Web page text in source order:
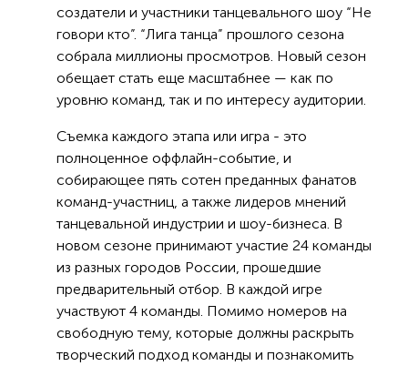
создатели и участники танцевального шоу “Не
говори кто”. “Лига танца” прошлого сезона
собрала миллионы просмотров. Новый сезон
обещает стать еще масштабнее — как по
уровню команд, так и по интересу аудитории.
Съемка каждого этапа или игра - это
полноценное оффлайн-событие, и
собирающее пять сотен преданных фанатов
команд-участниц, а также лидеров мнений
танцевальной индустрии и шоу-бизнеса. В
новом сезоне принимают участие 24 команды
из разных городов России, прошедшие
предварительный отбор. В каждой игре
участвуют 4 команды. Помимо номеров на
свободную тему, которые должны раскрыть
творческий подход команды и познакомить